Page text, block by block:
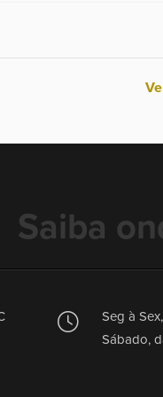
Saiba
Seg à
Sábado,